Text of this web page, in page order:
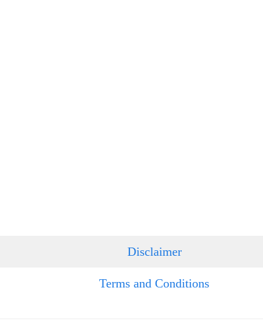
Disclaimer
Terms and Conditions